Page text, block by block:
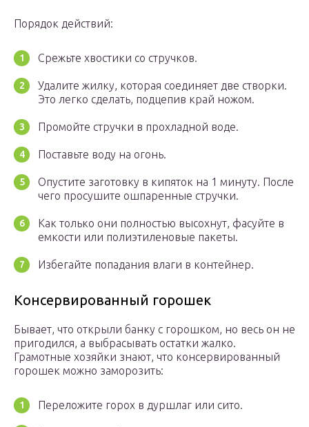
Порядок действий:
Срежьте хвостики со стручков.
Удалите жилку, которая соединяет две створки.
Это легко сделать, подцепив край ножом.
Промойте стручки в прохладной воде.
Поставьте воду на огонь.
Опустите заготовку в кипяток на 1 минуту. После
чего просушите ошпаренные стручки.
Как только они полностью высохнут, фасуйте в
емкости или полиэтиленовые пакеты.
Избегайте попадания влаги в контейнер.
Консервированный горошек
Бывает, что открыли банку с горошком, но весь он не
пригодился, а выбрасывать остатки жалко.
Грамотные хозяйки знают, что консервированный
горошек можно заморозить:
Переложите горох в дуршлаг или сито.